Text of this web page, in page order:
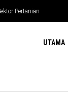
Pertanian
UTAMA